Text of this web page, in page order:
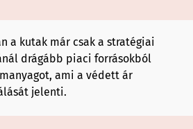
a kutak már csak a stratégiai
drágább piaci forrásokból
ami a védett ár
jelenti.